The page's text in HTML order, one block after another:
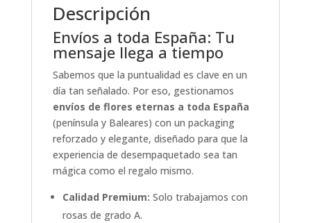
Descripción
Envíos a toda España: Tu
mensaje llega a tiempo
Sabemos que la puntualidad es clave en un
día tan señalado. Por eso, gestionamos
envíos de flores eternas a toda España
(península y Baleares) con un packaging
reforzado y elegante, diseñado para que la
experiencia de desempaquetado sea tan
mágica como el regalo mismo.
Calidad Premium: Solo trabajamos con
rosas de grado A.